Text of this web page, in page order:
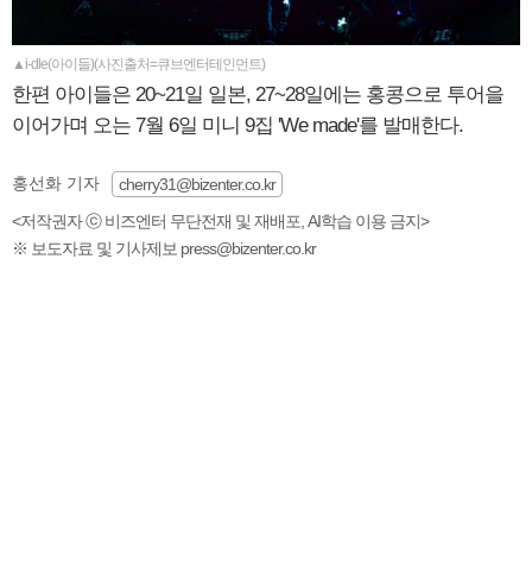
▲i-dle(아이들)(사진출처=큐브엔터테인먼트)
한편 아이들은 20~21일 일본, 27~28일에는 홍콩으로 투어을
이어가며 오는 7월 6일 미니 9집 'We made'를 발매한다.
홍선화 기자
cherry31@bizenter.co.kr
<저작권자 ⓒ 비즈엔터 무단전재 및 재배포, AI학습 이용 금지>
※ 보도자료 및 기사제보 press@bizenter.co.kr